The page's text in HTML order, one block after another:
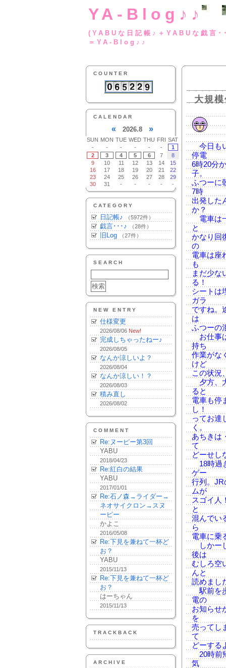
YA-Blog♪♪
(YABUな日記帳♪
＝YA-Blog♪♪
COUNTER
CALENDAR
« 2026.8 »
SUN MON TUE WED THU FRI SAT
-
- - - - -
1
2
3 4 5 6 7
8
9
10 11 12 13 14
15
16
17 18 19 20 21
22
23
24 25 26 27 28
29
30
31 - - - - -
CATEGORY
日記帳♪ （5972件）
戯言･･･♪ （28件）
旧Log （27件）
SEARCH
NEW ENTRY
仕様変更
2026/08/06 New!
完成しちゃったねー♪
2026/08/05
なんか涼しいよ？
2026/08/04
なんか涼しい！？
2026/08/03
積み直し
2026/08/02
COMMENT
Re:ヌーピー第3回
YABU
2018/04/23
Re:紅白の結果
YABU
2017/01/01
Re:石ノ森→ライダー→
ネオサイクロン→スヌ
ーピー
かよこ
2016/05/08
Re:下見を兼ねて一杯ど
お？
YABU
2015/11/13
Re:下見を兼ねて一杯ど
お？
はーちゃん
2015/11/13
TRACKBACK
ARCHIVE
大規
今日も
停電
6時20分
子。
ふつーに
7時
出発した
か？
電車は
と
かなり回
の
電車は座
も
まだ少な
る！
シートは
ガラ
ですね。
は
ふつーの
お仕事
持ち
作業がな
けど
この状況
夕方、
ると
電車も停
し！
ってお達
く。
あちきは
て
どーせし
18時過
ゲー
行列。JR
ムが
スゴイ人
と
混んでい
ら
電車に乗
しかー
後は
むしろ空
んと
読めまし
駅前を
電の
お知らせ
を
売ってし
て
どーする
20時前
気